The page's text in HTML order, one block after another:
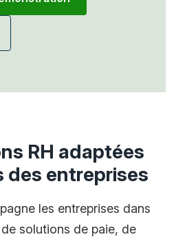
RH adaptées
des entreprises
les entreprises dans
solutions de paie, de